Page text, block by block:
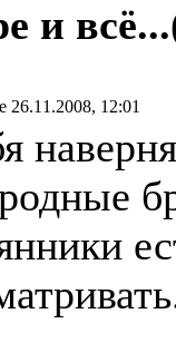
и
26.11.2008, 12:01